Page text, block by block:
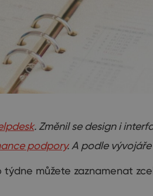
. Změnil se design i
podpory. A podle
týdne můžete zaznamenat